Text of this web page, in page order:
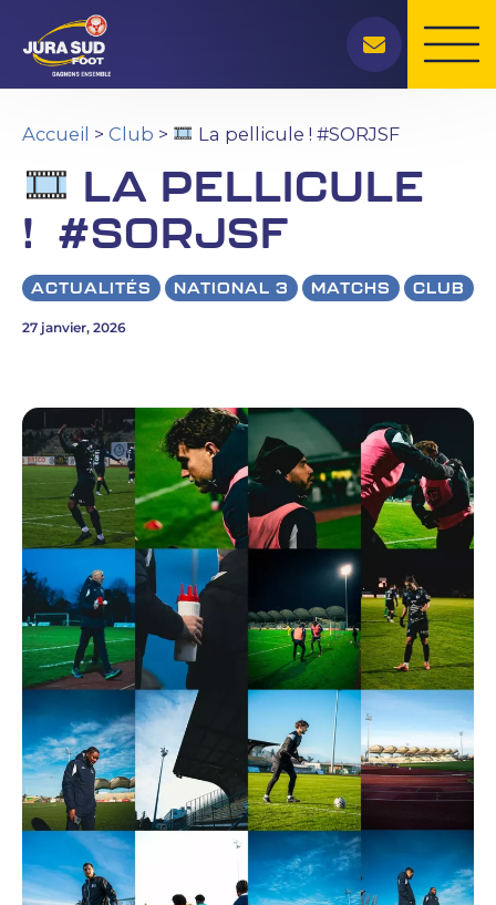
contenu
Accueil > Club > La pellicule ! #SORJSF
LA PELLICULE
! #SORJSF
ACTUALITÉS NATIONAL 3 MATCHS CLUB
27 janvier, 2026
Rechercher